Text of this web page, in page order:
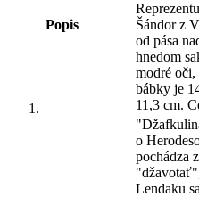
Popis
Šándor z
od pása
hnedom
modré oči,
bábky je
11,3 cm.
o
pochádza
Lendaku